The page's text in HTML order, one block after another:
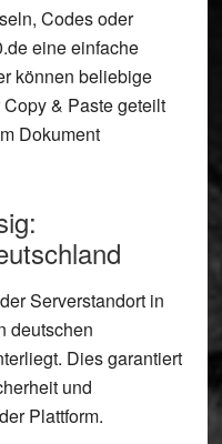
Codes oder
eine einfache
können beliebige
& Paste geteilt
Dokument
Serverstandort in
deutschen
Dies garantiert
und
Plattform.